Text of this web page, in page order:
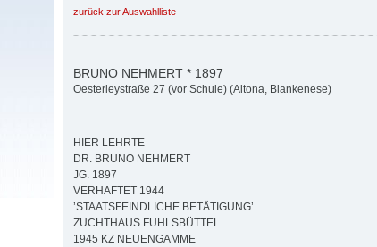
zurück zur Auswahlliste
BRUNO NEHMERT * 1897
Oesterleystraße 27 (vor Schule) (Altona, Blankenese)
HIER LEHRTE
DR. BRUNO NEHMERT
JG. 1897
VERHAFTET 1944
’STAATSFEINDLICHE BETÄTIGUNG’
ZUCHTHAUS FUHLSBÜTTEL
1945 KZ NEUENGAMME